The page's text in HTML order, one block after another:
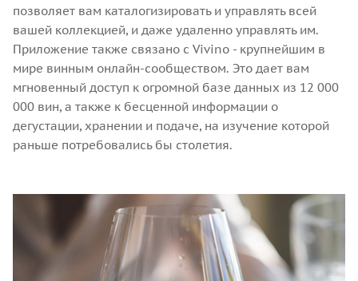
позволяет вам каталогизировать и управлять всей
вашей коллекцией, и даже удаленно управлять им.
Приложение также связано с Vivino - крупнейшим в
мире винным онлайн-сообществом. Это дает вам
мгновенный доступ к огромной базе данных из 12 000
000 вин, а также к бесценной информации о
дегустации, хранении и подаче, на изучение которой
раньше потребовались бы столетия.